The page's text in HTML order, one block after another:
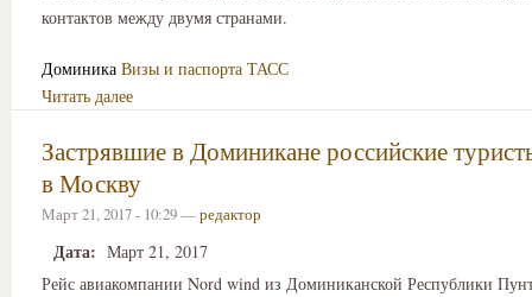
контактов между двумя странами.
Доминика Визы и паспорта ТАСС
Читать далее
Застрявшие в Доминикане российские
в Москву
Март 21, 2017 - 10:29 —редактор
Дата: Март 21, 2017
Рейс авиакомпании Nord wind из Доминиканской Республики